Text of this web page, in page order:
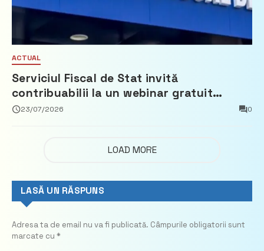
ACTUAL
Serviciul Fiscal de Stat invită
contribuabilii la un webinar gratuit
privind calculul impozitului pe bunurile
23/07/2026 0
LOAD MORE
LASĂ UN RĂSPUNS
Adresa ta de email nu va fi publicată. Câmpurile obligatorii sunt
marcate cu *